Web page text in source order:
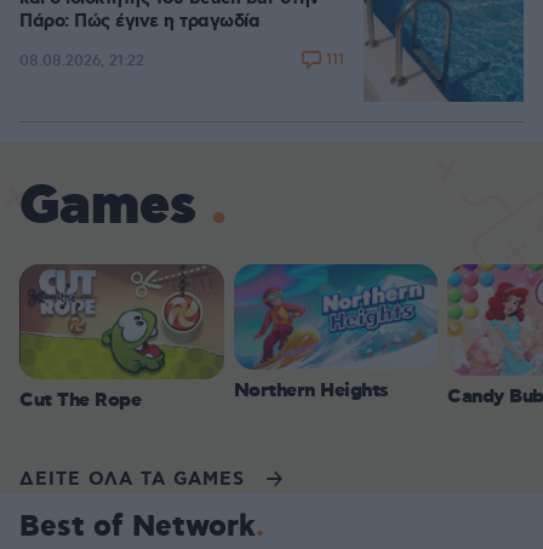
Πάρο: Πώς έγινε η τραγωδία
08.08.2026, 21:22 111
Games
Cut The Rope Northern Heights Candy
ΔΕΙΤΕ ΟΛΑ ΤΑ GAMES
Best of Network